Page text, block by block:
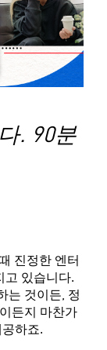
. 90분
진정한 엔터
고 있습니다.
는 것이든, 정
든지 마찬가
하죠.